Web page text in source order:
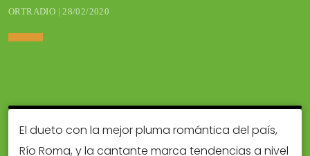
ORTRADIO | 28/02/2020
El dueto con la mejor pluma romántica del país,
Río Roma, y la cantante marca tendencias a nivel